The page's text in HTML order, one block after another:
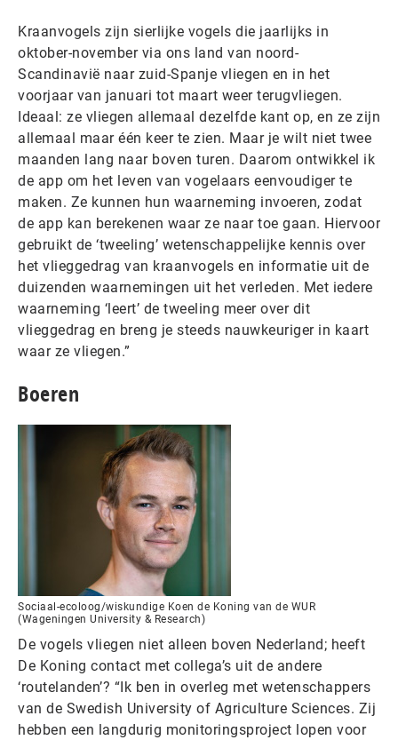
Kraanvogels zijn sierlijke vogels die jaarlijks in
oktober-november via ons land van noord-
Scandinavië naar zuid-Spanje vliegen en in het
voorjaar van januari tot maart weer terugvliegen.
Ideaal: ze vliegen allemaal dezelfde kant op, en ze zijn
allemaal maar één keer te zien. Maar je wilt niet twee
maanden lang naar boven turen. Daarom ontwikkel ik
de app om het leven van vogelaars eenvoudiger te
maken. Ze kunnen hun waarneming invoeren, zodat
de app kan berekenen waar ze naar toe gaan. Hiervoor
gebruikt de ‘tweeling’ wetenschappelijke kennis over
het vlieggedrag van kraanvogels en informatie uit de
duizenden waarnemingen uit het verleden. Met iedere
waarneming ‘leert’ de tweeling meer over dit
vlieggedrag en breng je steeds nauwkeuriger in kaart
waar ze vliegen.”
Boeren
Sociaal-ecoloog/wiskundige Koen de Koning van de WUR
(Wageningen University & Research)
De vogels vliegen niet alleen boven Nederland; heeft
De Koning contact met collega’s uit de andere
‘routelanden’? “Ik ben in overleg met wetenschappers
van de Swedish University of Agriculture Sciences. Zij
hebben een langdurig monitoringsproject lopen voor